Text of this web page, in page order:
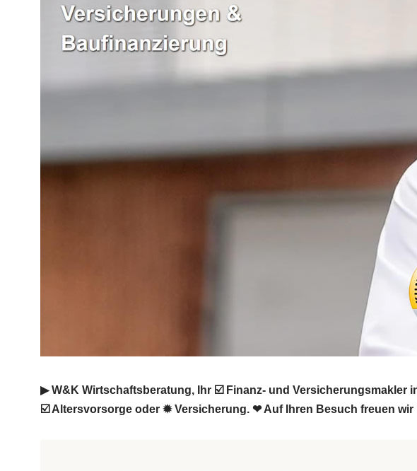
▶︎ W&K Wirtschaftsberatung, Ihr ☑️ Finanz- und
☑️ Altersvorsorge oder ✹ Versicherung. ❤ Auf Ihren Besuch freuen